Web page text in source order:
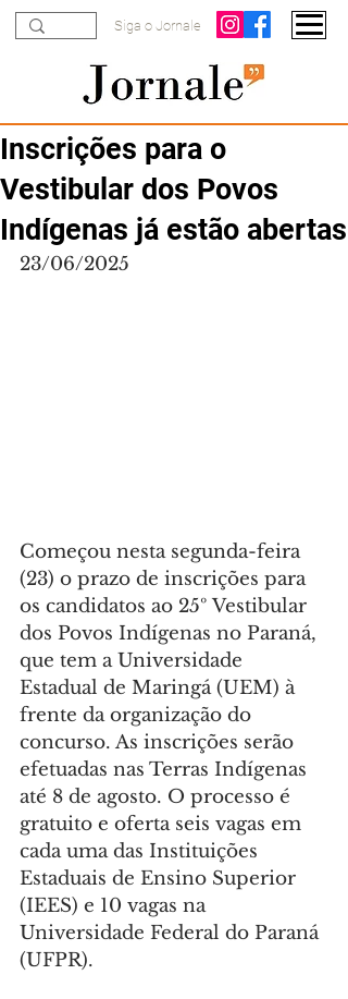
Siga o Jornale
Inscrições para o
Vestibular dos Povos
Indígenas já estão abertas
23/06/2025
Começou nesta segunda-feira
(23) o prazo de inscrições para
os candidatos ao 25º Vestibular
dos Povos Indígenas no Paraná,
que tem a Universidade
Estadual de Maringá (UEM) à
frente da organização do
concurso. As inscrições serão
efetuadas nas Terras Indígenas
até 8 de agosto. O processo é
gratuito e oferta seis vagas em
cada uma das Instituições
Estaduais de Ensino Superior
(IEES) e 10 vagas na
Universidade Federal do Paraná
(UFPR).